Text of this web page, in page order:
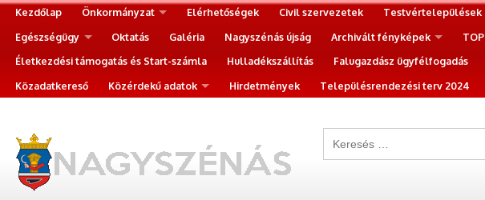
Kezdőlap Önkormányzat Elérhetőségek Civil szervezetek Testvértelepülések
Egészségügy
Oktatás Galéria Nagyszénás újság Archivált fényképek
Életkezdési támogatás és Start-számla
Hulladékszállítás Falugazdász ügyfélfogadás
Közadatkereső
Közérdekű adatok Hirdetmények Településrendezési terv 2024